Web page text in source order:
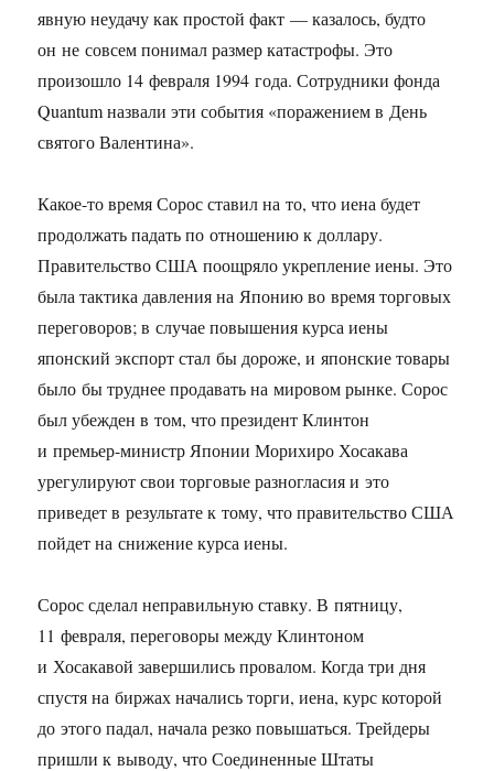
явную неудачу как простой факт — казалось, будто
он не совсем понимал размер катастрофы. Это
произошло 14 февраля 1994 года. Сотрудники фонда
Quantum назвали эти события «поражением в День
святого Валентина».
Какое-то время Сорос ставил на то, что иена будет
продолжать падать по отношению к доллару.
Правительство США поощряло укрепление иены. Это
была тактика давления на Японию во время торговых
переговоров; в случае повышения курса иены
японский экспорт стал бы дороже, и японские товары
было бы труднее продавать на мировом рынке. Сорос
был убежден в том, что президент Клинтон
и премьер-министр Японии Морихиро Хосакава
урегулируют свои торговые разногласия и это
приведет в результате к тому, что правительство США
пойдет на снижение курса иены.
Сорос сделал неправильную ставку. В пятницу,
11 февраля, переговоры между Клинтоном
и Хосакавой завершились провалом. Когда три дня
спустя на биржах начались торги, иена, курс которой
до этого падал, начала резко повышаться. Трейдеры
пришли к выводу, что Соединенные Штаты